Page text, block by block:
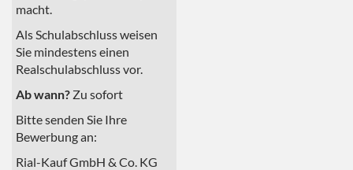
macht.
Als Schulabschluss weisen
Sie mindestens einen
Realschulabschluss vor.
Ab wann? Zu sofort
Bitte senden Sie Ihre
Bewerbung an:
Rial-Kauf GmbH & Co. KG